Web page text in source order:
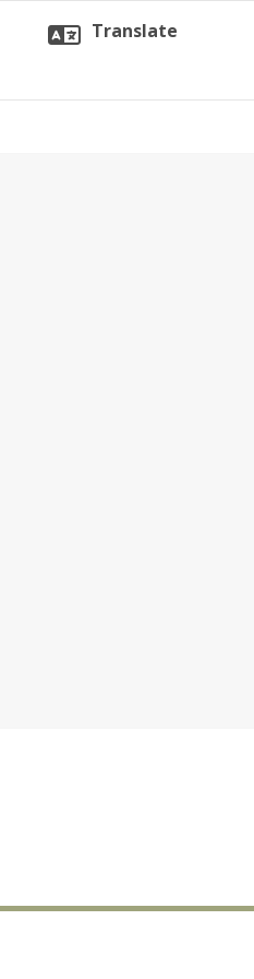
Translate